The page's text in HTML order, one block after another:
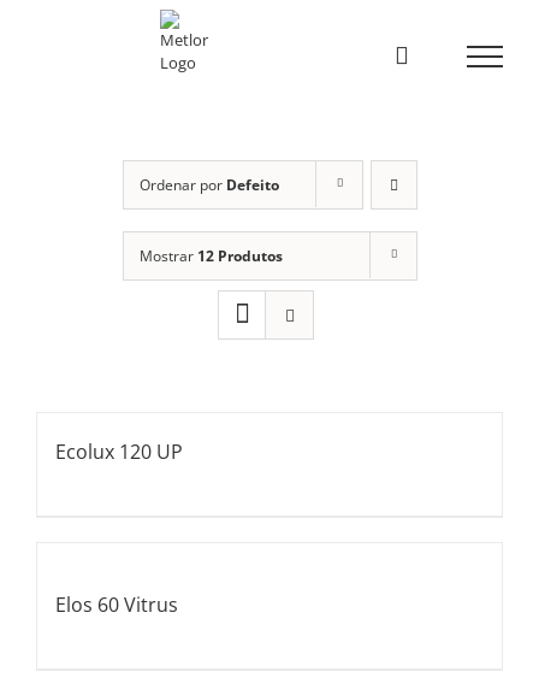
Ordenar por Defeito
Mostrar 12 Produtos
Ecolux 120 UP
Elos 60 Vitrus